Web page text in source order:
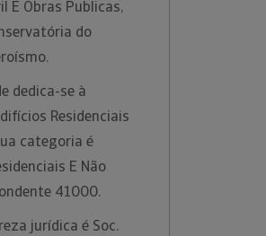
E Obras Publicas,
do
dedica-se à
Residenciais
categoria é
E Não
41000.
jurídica é Soc.